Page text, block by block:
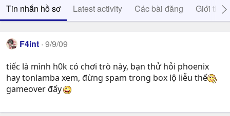
Tin nhắn hồ sơ Latest activity Các bài đăng Giới thiệu
F4int 9/9/09
tiếc là mình h0k có chơi trò này, bạn thử hỏi phoenix
hay tonlamba xem, đừng spam trong box lộ liễu thế
gameover đấy